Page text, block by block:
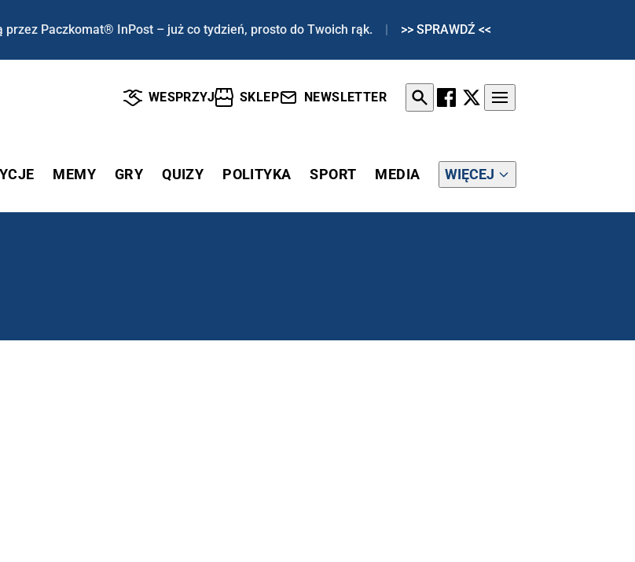
przez Paczkomat® InPost – już co tydzień, prosto do Twoich rąk. | >> SPRAWDŹ <<
WESPRZYJ SKLEP NEWSLETTER
MEMY GRY QUIZY POLITYKA SPORT MEDIA WIĘCEJ